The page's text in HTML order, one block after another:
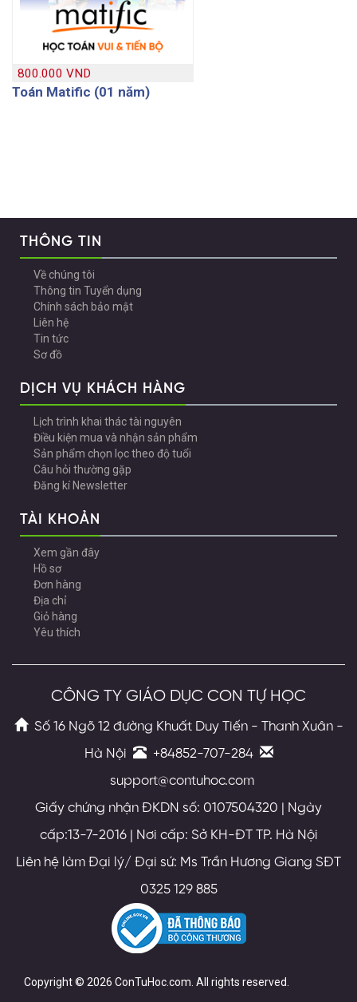
800.000 VND
Toán Matific (01 năm)
THÔNG TIN
Về chúng tôi
Thông tin Tuyển dụng
Chính sách bảo mật
Liên hệ
Tin tức
Sơ đồ
DỊCH VỤ KHÁCH HÀNG
Lịch trình khai thác tài nguyên
Điều kiện mua và nhận sản phẩm
Sản phẩm chọn lọc theo độ tuổi
Câu hỏi thường gặp
Đăng kí Newsletter
TÀI KHOẢN
Xem gần đây
Hồ sơ
Đơn hàng
Địa chỉ
Giỏ hàng
Yêu thích
CÔNG TY GIÁO DỤC CON TỰ HỌC
Số 16 Ngõ 12 đường Khuất Duy Tiến - Thanh Xuân -
Hà Nội
+84852-707-284
support@contuhoc.com
Giấy chứng nhận ĐKDN số: 0107504320 | Ngày
cấp:13-7-2016 | Nơi cấp: Sở KH-ĐT TP. Hà Nội
Liên hệ làm Đại lý/ Đại sứ: Ms Trần Hương Giang SĐT
0325 129 885
Copyright © 2026 ConTuHoc.com. All rights reserved.